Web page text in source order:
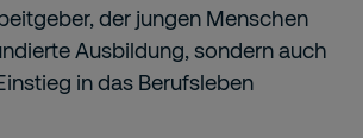
der jungen Menschen
Ausbildung, sondern auch
in das Berufsleben